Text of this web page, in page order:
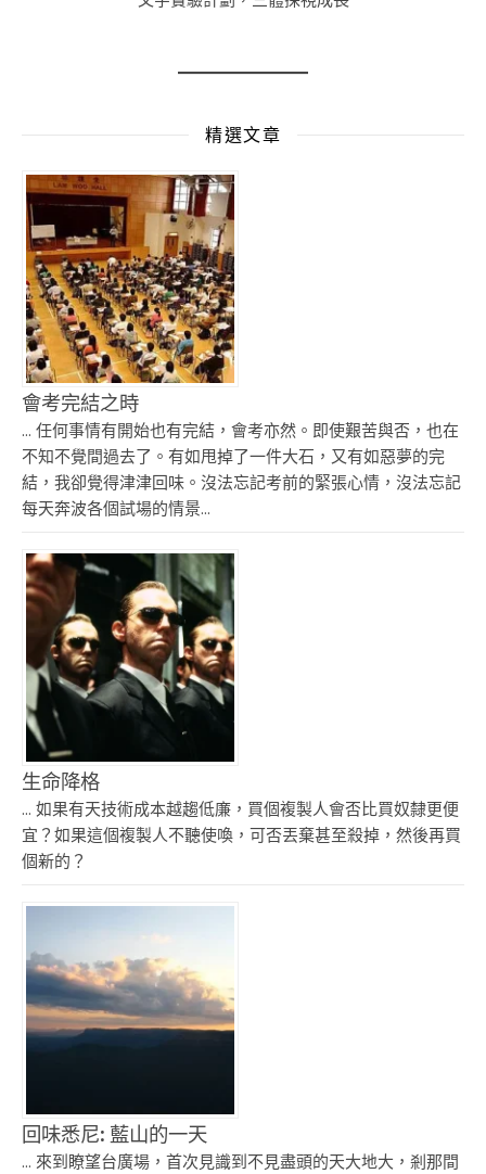
精選文章
會考完結之時
... 任何事情有開始也有完結，會考亦然。即使艱苦與否，也在
不知不覺間過去了。有如甩掉了一件大石，又有如惡夢的完
結，我卻覺得津津回味。沒法忘記考前的緊張心情，沒法忘記
每天奔波各個試場的情景...
生命降格
... 如果有天技術成本越趨低廉，買個複製人會否比買奴隸更便
宜？如果這個複製人不聽使喚，可否丟棄甚至殺掉，然後再買
個新的？
回味悉尼: 藍山的一天
... 來到瞭望台廣場，首次見識到不見盡頭的天大地大，剎那間